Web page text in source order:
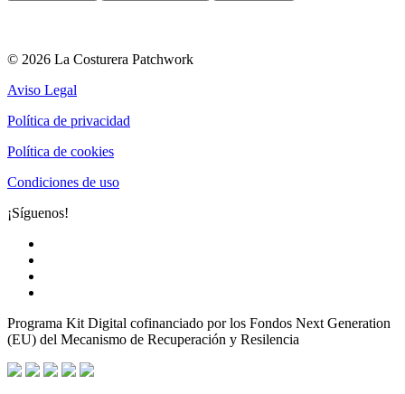
© 2026 La Costurera Patchwork
Aviso Legal
Política de privacidad
Política de cookies
Condiciones de uso
¡Síguenos!
Programa Kit Digital cofinanciado por los Fondos Next Generation
(EU) del Mecanismo de Recuperación y Resilencia